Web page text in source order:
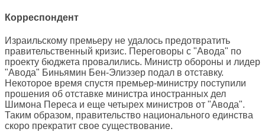
Корреспондент
Израильскому премьеру не удалось предотвратить
правительственный кризис. Переговоры с "Авода" по
проекту бюджета провалились. Министр обороны и лидер
"Авода" Биньямин Бен-Элиэзер подал в отставку.
Некоторое время спустя премьер-министру поступили
прошения об отставке министра иностранных дел
Шимона Переса и еще четырех министров от "Авода".
Таким образом, правительство национального единства
скоро прекратит свое существование.